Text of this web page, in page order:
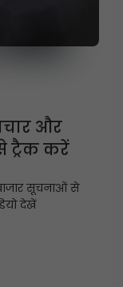
और
ट्रैक करें
सूचनाओं से
देखें